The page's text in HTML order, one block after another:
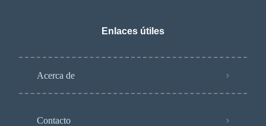
Enlaces útiles
Acerca de
Contacto